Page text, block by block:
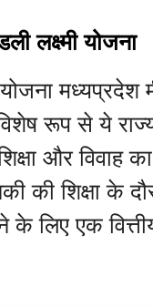
लक्ष्मी योजना
मध्यप्रदेश
विशेष रूप से ये
और विवाह का
की शिक्षा के
के लिए एक